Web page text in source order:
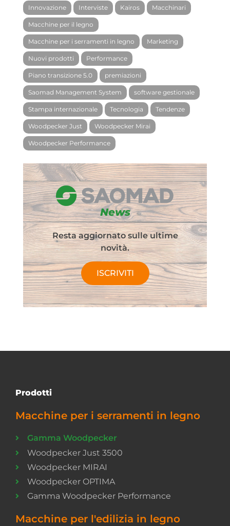
Innovazione Interviste Kairos Macchinari
Macchine per il legno
Macchine per i serramenti in legno Marketing
Nuovi prodotti Performance
Piano transizione 5.0 premiazioni
Saomad Management System software gestionale
Stampa internazionale Tecnologia Tendenze
Woodpecker Just Woodpecker Mirai
Woodpecker Performance
News
Resta aggiornato sulle ultime
novità.
ISCRIVITI
Prodotti
Macchine per i serramenti in legno
Gamma Woodpecker
Woodpecker Just 3500
Woodpecker MIRAI
Woodpecker OPTIMA
Gamma Woodpecker Performance
Macchine per l'edilizia in legno